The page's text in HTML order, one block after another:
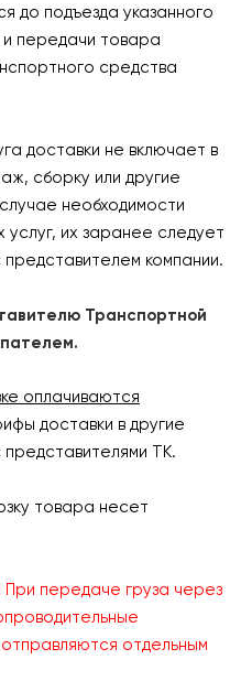
до подъезда указанного
передачи товара
средства
доставки не включает в
сборку или другие
необходимости
услуг, их заранее следует
компании.
Транспортной
оплачиваются
доставки в другие
ТК.
товара несет
передаче груза через
отдельным